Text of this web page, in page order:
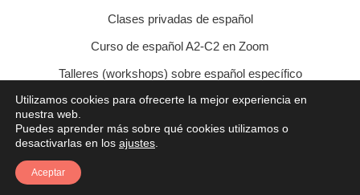
Clases privadas de español
Curso de español A2-C2 en Zoom
Talleres (workshops) sobre español específico
Curso de conversación veraniego
Política de privacidad
Política de cookies
Condiciones de contratación
Utilizamos cookies para ofrecerte la mejor experiencia en
nuestra web.
Puedes aprender más sobre qué cookies utilizamos o
desactivarlas en los ajustes
Aceptar